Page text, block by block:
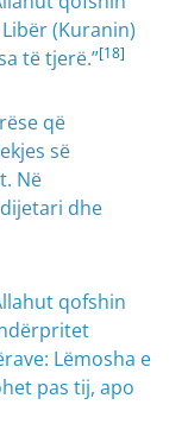
(Kuranin)
të tjerë.”[18]
që
së
Në
dhe
qofshin
Lëmosha e
pas tij, apo